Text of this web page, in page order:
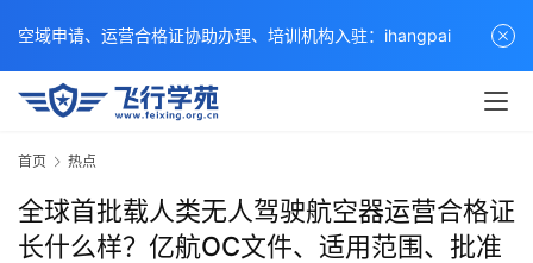
首页 热点
全球首批载人类无人驾驶航空器运营合格证
长什么样？亿航OC文件、适用范围、批准
空域申请、运营合格证协助办理、培训机构入驻：ihangpai